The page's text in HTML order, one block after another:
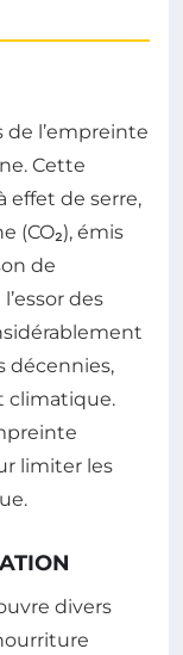
de l’empreinte
Cette
effet de serre,
(CO₂), émis
de
des
décennies,
climatique.
limiter les
divers